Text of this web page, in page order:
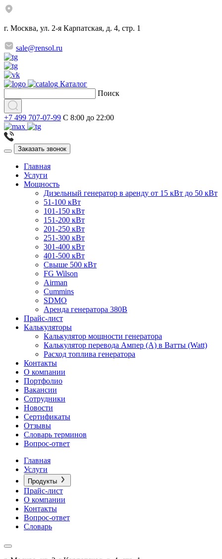
г. Москва, ул. 2-я Карпатская, д. 4, стр. 1
sale@rensol.ru
Каталог
Поиск
+7 499 707-07-99 C 8:00 до 22:00
Заказать звонок
Главная
Услуги
Мощность
Дизельный генератор в аренду от 15 кВт до 50 кВт
51-100 кВт
101-150 кВт
151-200 кВт
201-250 кВт
251-300 кВт
301-400 кВт
401-500 кВт
Свыше 500 кВт
FG Wilson
Airman
Cummins
SDMO
Аренда генератора 380В
Прайс-лист
Калькуляторы
Калькулятор мощности генератора
Калькулятор перевода Ампер (A) в Ватты (Watt)
Расход топлива генератора
Контакты
О компании
Портфолио
Вакансии
Сотрудники
Новости
Сертификаты
Отзывы
Словарь терминов
Вопрос-ответ
Главная
Услуги
Продукты
Прайс-лист
О компании
Контакты
Вопрос-ответ
Словарь